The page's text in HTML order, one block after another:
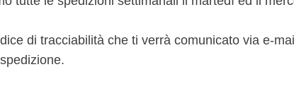
di tracciabilità che ti verrà comunicato via e-